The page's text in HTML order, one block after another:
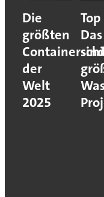
Die
größten
der
Welt
2025
Das